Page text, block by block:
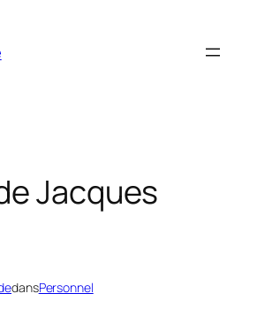
Jacques
dansPersonnel